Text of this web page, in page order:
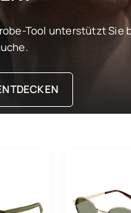
Tool unterstützt Sie